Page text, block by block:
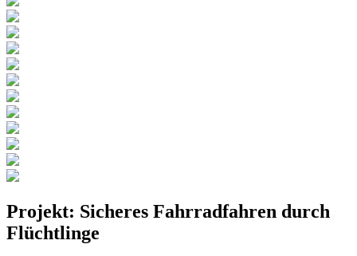
Projekt: Sicheres Fahrradfahren durch
Flüchtlinge